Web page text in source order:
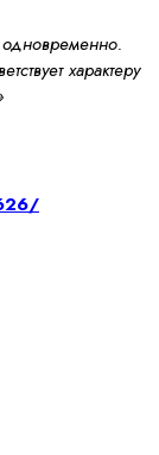
одновременно.
характеру